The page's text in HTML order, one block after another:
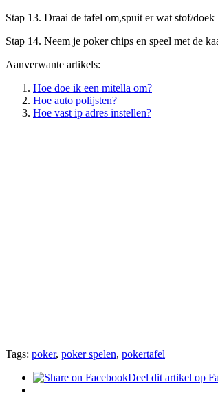
Stap 13. Draai de tafel om,spuit er wat stof/
Stap 14. Neem je poker chips en speel met de
Aanverwante artikels:
Hoe doe ik een mitella om?
Hoe auto polijsten?
Hoe vast ip adres instellen?
Tags: poker, poker spelen, pokertafel
Deel dit artikel op